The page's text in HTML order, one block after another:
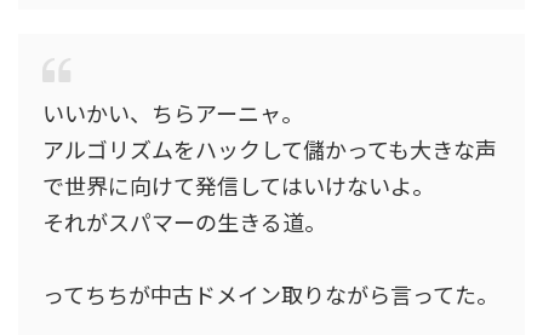
いいかい、ちらアーニャ。
アルゴリズムをハックして儲かっても大きな声
で世界に向けて発信してはいけないよ。
それがスパマーの生きる道。
ってちちが中古ドメイン取りながら言ってた。